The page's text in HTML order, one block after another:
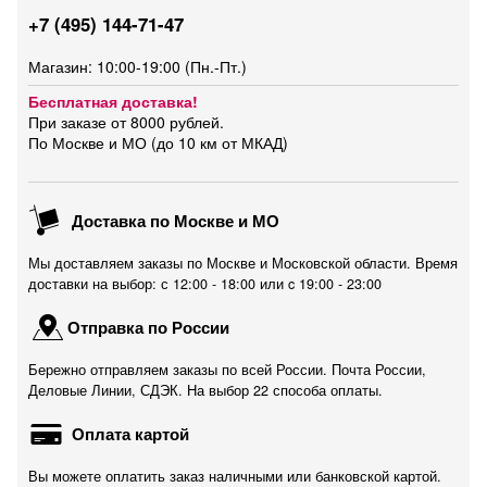
+7 (495) 144-71-47
Магазин: 10:00-19:00 (Пн.-Пт.)
Бесплатная доставка!
При заказе от 8000 рублей.
По Москве и МО (до 10 км от МКАД)
Доставка по Москве и МО
Мы доставляем заказы по Москве и Московской области. Время
доставки на выбор: с 12:00 - 18:00 или c 19:00 - 23:00
Отправка по России
Бережно отправляем заказы по всей России. Почта России,
Деловые Линии, СДЭК. На выбор 22 способа оплаты.
Оплата картой
Вы можете оплатить заказ наличными или банковской картой.